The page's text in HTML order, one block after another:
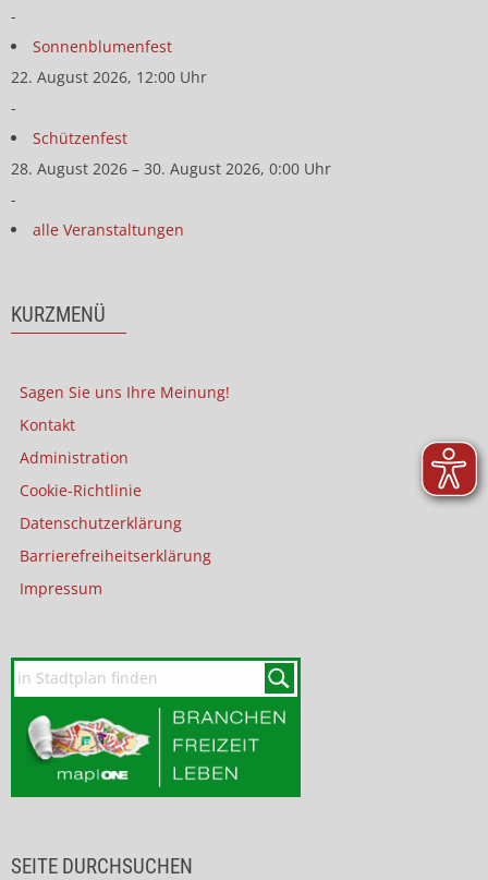
-
Sonnenblumenfest
22. August 2026, 12:00 Uhr
-
Schützenfest
28. August 2026 – 30. August 2026, 0:00 Uhr
-
alle Veranstaltungen
KURZMENÜ
Sagen Sie uns Ihre Meinung!
Kontakt
Administration
Cookie-Richtlinie
Datenschutzerklärung
Barrierefreiheitserklärung
Impressum
SEITE DURCHSUCHEN